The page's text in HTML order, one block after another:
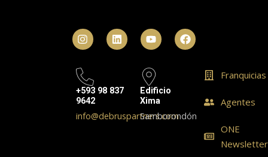
+593 98 837
9642
info@debruspartners.com
Edificio
Xima
Samborondón
Franquicias
Agentes
ONE
Newsletter